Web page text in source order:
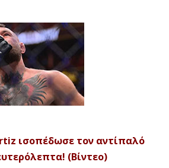
ισοπέδωσε τον αντίπαλό
(Βίντεο)